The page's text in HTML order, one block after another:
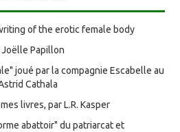
of the erotic female body
Papillon
joué par la compagnie Escabelle au
Cathala
livres, par L.R. Kasper
abattoir" du patriarcat et